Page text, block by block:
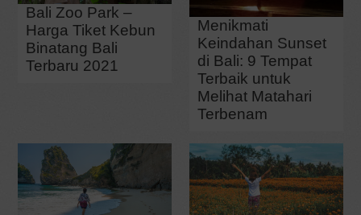
Bali Zoo Park –
Harga Tiket Kebun
Binatang Bali
Terbaru 2021
Menikmati
Keindahan Sunset
di Bali: 9 Tempat
Terbaik untuk
Melihat Matahari
Terbenam